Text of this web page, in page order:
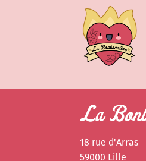
La
18 rue d'Arras
59000 Lille